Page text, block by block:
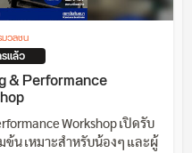
มวลชน
แล้ว
& Performance
Workshop เปิดรับ
ข้น เหมาะสำหรับน้องๆ และผู้